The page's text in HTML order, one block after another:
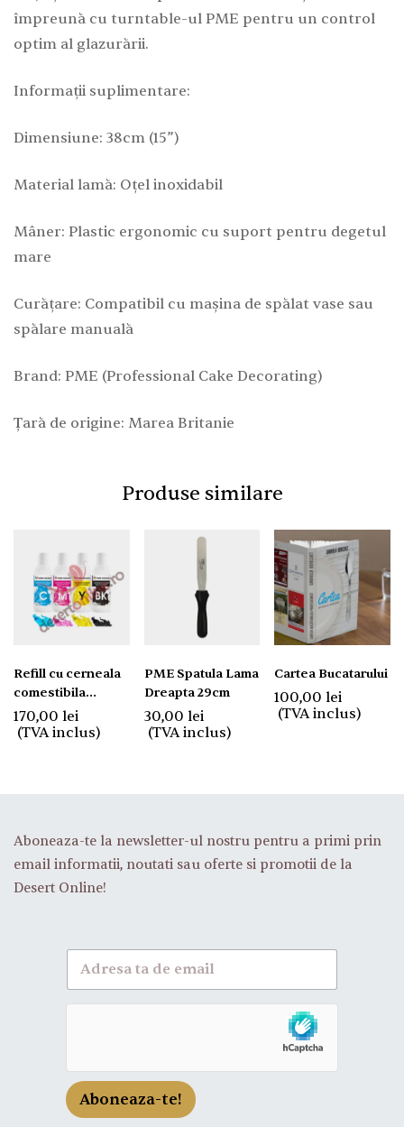
împreună cu turntable-ul PME pentru un control
optim al glazurării.
Informații suplimentare:
Dimensiune: 38cm (15”)
Material lamă: Oțel inoxidabil
Mâner: Plastic ergonomic cu suport pentru degetul
mare
Curățare: Compatibil cu mașina de spălat vase sau
spălare manuală
Brand: PME (Professional Cake Decorating)
Țară de origine: Marea Britanie
Produse similare
Refill cu cerneala
comestibila
pentru cartuse
170,00 lei
(TVA inclus)
PME Spatula Lama
Dreapta 29cm
30,00 lei
(TVA inclus)
Cartea Bucatarului
100,00lei
(TVA inclus)
Aboneaza-te la newsletter-ul nostru pentru a primi prin
email informatii, noutati sau oferte si promotii de la
Desert Online!
A
o
n
a
-
t
Aboneaza-te!